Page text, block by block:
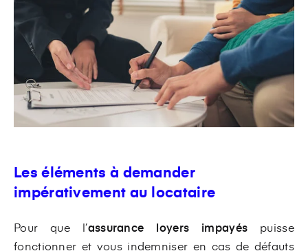
Les éléments à demander
impérativement au locataire
Pour que l’assurance loyers impayés puisse
fonctionner et vous indemniser en cas de défauts